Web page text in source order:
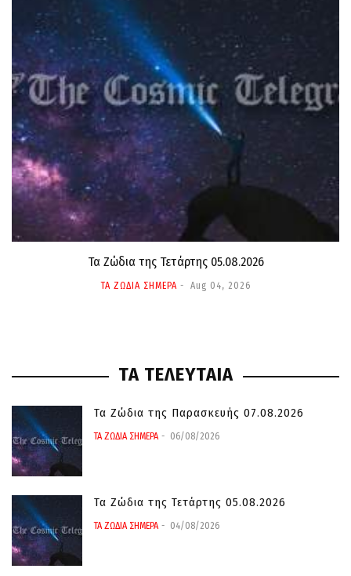
Τα Ζώδια της Τετάρτης 05.08.2026
ΤΑ ΖΩΔΙΑ ΣΗΜΕΡΑ Aug 04, 2026
ΤΑ ΤΕΛΕΥΤΑΙΑ
Τα Ζώδια της Παρασκευής 07.08.2026
ΤΑ ΖΩΔΙΑ ΣΗΜΕΡΑ 06/08/2026
Τα Ζώδια της Τετάρτης 05.08.2026
ΤΑ ΖΩΔΙΑ ΣΗΜΕΡΑ 04/08/2026